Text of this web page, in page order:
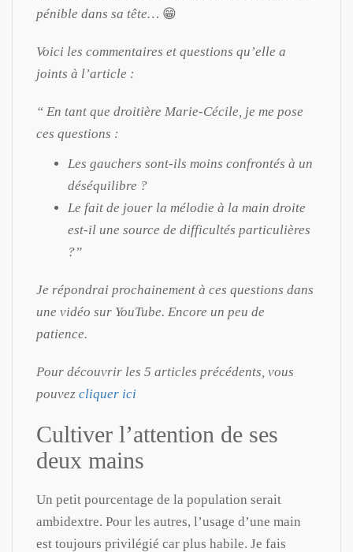
pénible dans sa tête… 😁
Voici les commentaires et questions qu’elle a
joints à l’article :
“ En tant que droitière Marie-Cécile, je me pose
ces questions :
Les gauchers sont-ils moins confrontés à un
déséquilibre ?
Le fait de jouer la mélodie à la main droite
est-il une source de difficultés particulières
?”
Je répondrai prochainement à ces questions dans
une vidéo sur YouTube. Encore un peu de
patience.
Pour découvrir les 5 articles précédents, vous
pouvez cliquer ici
Cultiver l’attention de ses
deux mains
Un petit pourcentage de la population serait
ambidextre. Pour les autres, l’usage d’une main
est toujours privilégié car plus habile. Je fais